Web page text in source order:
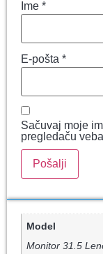
Ime *
E-pošta *
Sačuvaj moje
pregledaču
Model
Monitor 31.5